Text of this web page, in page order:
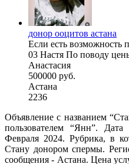
донор ооцитов астана
Если есть возможность
03 Настя По поводу
Анастасия
500000 руб.
Астана
2236
Объявление с названием
пользователем “Янн”.
Февраля 2024. Рубрика, в
Стану донором спермы.
сообщения - Астана. Цена